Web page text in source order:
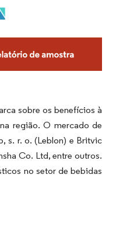
sobre os benefícios à
região. O mercado de
s. r. o. (Leblon) e Britvic
Co. Ltd, entre outros.
no setor de bebidas